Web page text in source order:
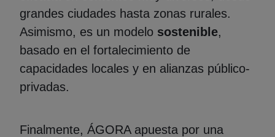
grandes ciudades hasta zonas rurales.
Asimismo, es un modelo sostenible,
basado en el fortalecimiento de
capacidades locales y en alianzas público-
privadas.
Finalmente, ÁGORA apuesta por una